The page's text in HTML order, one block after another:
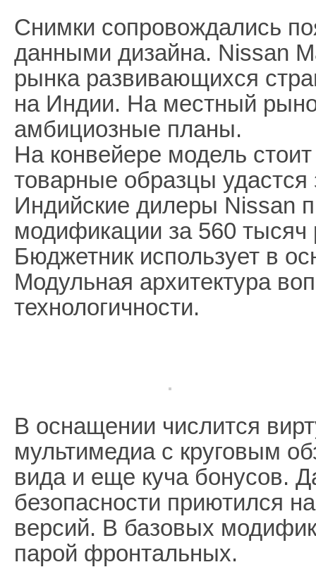
Снимки сопровождались
данными дизайна. Nissan
рынка развивающихся
на Индии. На местный
амбициозные планы.
На конвейере модель
товарные образцы
Индийские дилеры Nissan
модификации за 560 тысяч
Бюджетник использует в
Модульная архитектура
технологичности.
В оснащении числится
мультимедиа с круговым
вида и еще куча бонусов.
безопасности приютился
версий. В базовых
парой фронтальных.